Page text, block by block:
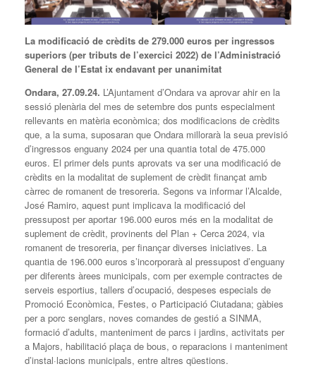
La modificació de crèdits de 279.000 euros per ingressos
superiors (per tributs de l’exercici 2022) de l’Administració
General de l’Estat ix endavant per unanimitat
Ondara, 27.09.24. L’Ajuntament d’Ondara va aprovar ahir en la
sessió plenària del mes de setembre dos punts especialment
rellevants en matèria econòmica; dos modificacions de crèdits
que, a la suma, suposaran que Ondara millorarà la seua previsió
d’ingressos enguany 2024 per una quantia total de 475.000
euros. El primer dels punts aprovats va ser una modificació de
crèdits en la modalitat de suplement de crèdit finançat amb
càrrec de romanent de tresoreria. Segons va informar l’Alcalde,
José Ramiro, aquest punt implicava la modificació del
pressupost per aportar 196.000 euros més en la modalitat de
suplement de crèdit, provinents del Plan + Cerca 2024, via
romanent de tresoreria, per finançar diverses iniciatives. La
quantia de 196.000 euros s’incorporarà al pressupost d’enguany
per diferents àrees municipals, com per exemple contractes de
serveis esportius, tallers d’ocupació, despeses especials de
Promoció Econòmica, Festes, o Participació Ciutadana; gàbies
per a porc senglars, noves comandes de gestió a SINMA,
formació d’adults, manteniment de parcs i jardins, activitats per
a Majors, habilitació plaça de bous, o reparacions i manteniment
d’instal·lacions municipals, entre altres qüestions.